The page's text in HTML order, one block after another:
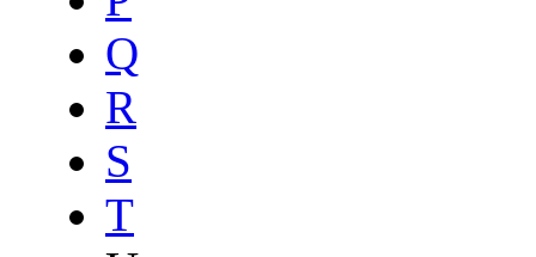
Q
R
S
T